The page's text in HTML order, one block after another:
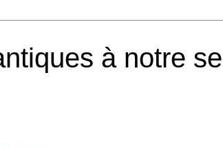
à notre